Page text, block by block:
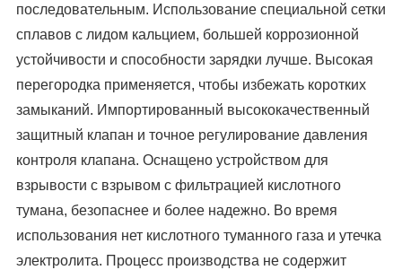
последовательным. Использование специальной сетки
сплавов с лидом кальцием, большей коррозионной
устойчивости и способности зарядки лучше. Высокая
перегородка применяется, чтобы избежать коротких
замыканий. Импортированный высококачественный
защитный клапан и точное регулирование давления
контроля клапана. Оснащено устройством для
взрывости с взрывом с фильтрацией кислотного
тумана, безопаснее и более надежно. Во время
использования нет кислотного туманного газа и утечка
электролита. Процесс производства не содержит